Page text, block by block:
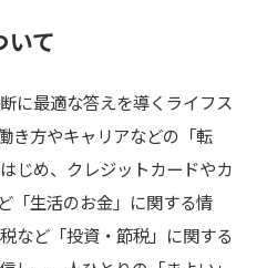
て
に最適な答えを導くライフス
き方やキャリアなどの「転
じめ、クレジットカードやカ
「生活のお金」に関する情
など「投資・節税」に関する